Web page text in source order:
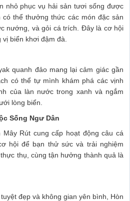
nhỏ phục vụ hải sản tươi sống được
thể thưởng thức các món đặc sản
nướng, và gỏi cá trích. Đây là cơ hội
biển khơi đậm đà.
quanh đảo mang lại cảm giác gần
có thể tự mình khám phá các vịnh
của làn nước trong xanh và ngắm
lòng biển.
Sống Ngư Dân
Rút cung cấp hoạt động câu cá
hội để bạn thử sức và trải nghiệm
thụ, cùng tận hưởng thành quả là
đẹp và không gian yên bình, Hòn